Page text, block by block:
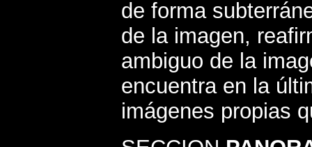
de forma
de la imagen,
ambiguo de la
encuentra en la
imágenes propias